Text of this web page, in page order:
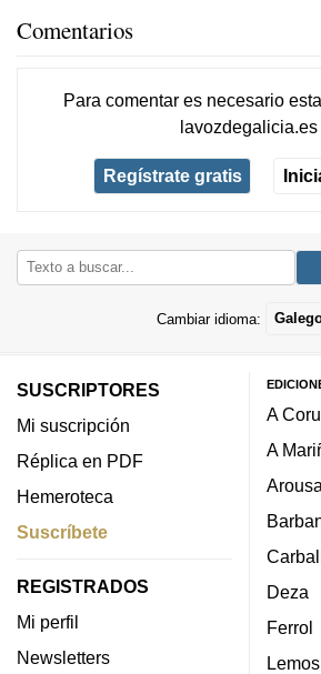
Comentarios
Para comentar es necesario
lavozdegalicia.es
Regístrate gratis
Cambiar idioma:
SUSCRIPTORES
Mi suscripción
Réplica en PDF
Hemeroteca
Suscríbete
REGISTRADOS
Mi perfil
Newsletters
A
A
Arousa
Deza
Ferrol
Lemos